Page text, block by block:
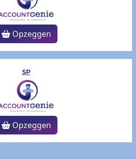
Opzeggen
SP
Opzeggen